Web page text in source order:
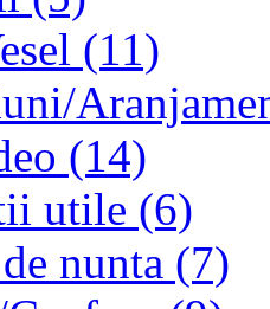
(11)
(14)
utile (6)
nunta (7)